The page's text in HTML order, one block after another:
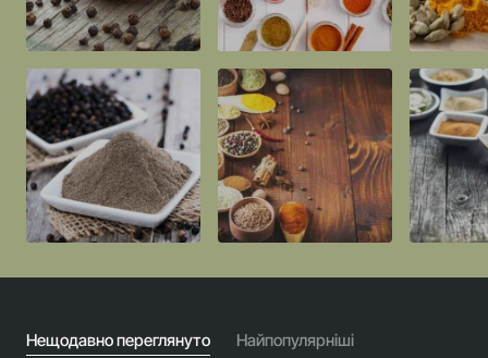
Нещодавно переглянуто Найпопулярніші